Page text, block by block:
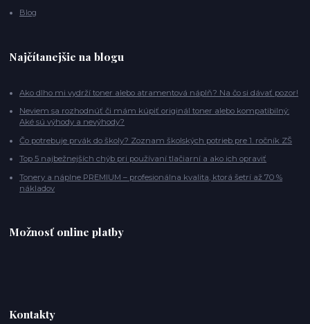
Blog
Najčítanejšie na blogu
Ako dlho mi vydrží toner alebo atramentová náplň? Na čo si dávať pozor!
Neviem sa rozhodnúť či mám kúpiť originál toner alebo kompatibilný:
Aké sú výhody a nevýhody?
Čo potrebuje prvák do školy? Zoznam školských potrieb pre 1. ročník ZŠ
Top 5 najbežnejších chýb pri používaní tlačiarní a ako ich opraviť
Tonery a náplne PREMIUM – profesionálna kvalita, ktorá šetrí až 70 %
nákladov
Možnosť online platby
Kontakty